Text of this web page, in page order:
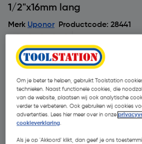
1/2"x16mm lang
Merk Uponor Productcode: 28441
Om je beter te helpen, gebruikt Toolstation
technieken. Naast functionele cookies, die
van de website, plaatsen wij ook analytische
verder te verbeteren. Ook gebruiken wij cookies
advertenties. Lees hier meer over in onze
cookieverklaring.
Als je op 'Akkoord' klikt, dan geef je ons